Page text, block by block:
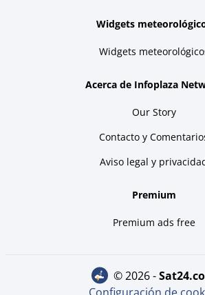
Widgets
Widgets
Acerca de Infoplaza
Our Story
Contacto y
Aviso legal y
Premium
Premium ads free
© 2026 -